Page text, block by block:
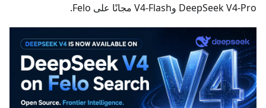
DeepSeek V4-Pro وV4-Flash مجانًا على Felo.